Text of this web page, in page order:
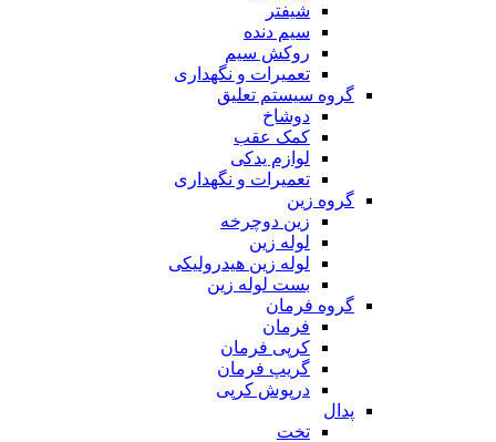
شیفتر
سیم دنده
روکش سیم
تعمیرات و نگهداری
گروه سیستم تعلیق
دوشاخ
کمک عقب
لوازم یدکی
تعمیرات و نگهداری
گروه زین
زین دوچرخه
لوله زین
لوله زین هیدرولیکی
بست لوله زین
گروه فرمان
فرمان
کرپی فرمان
گریپ فرمان
درپوش کرپی
پدال
تخت